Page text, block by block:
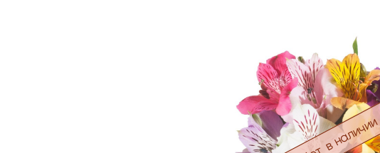
Нет в наличии